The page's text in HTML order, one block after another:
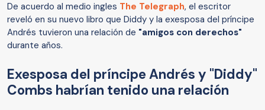
De acuerdo al medio ingles The Telegraph, el escritor
reveló en su nuevo libro que Diddy y la exesposa del príncipe
Andrés tuvieron una relación de "amigos con derechos"
durante años.
Exesposa del príncipe Andrés y "Diddy"
Combs habrían tenido una relación